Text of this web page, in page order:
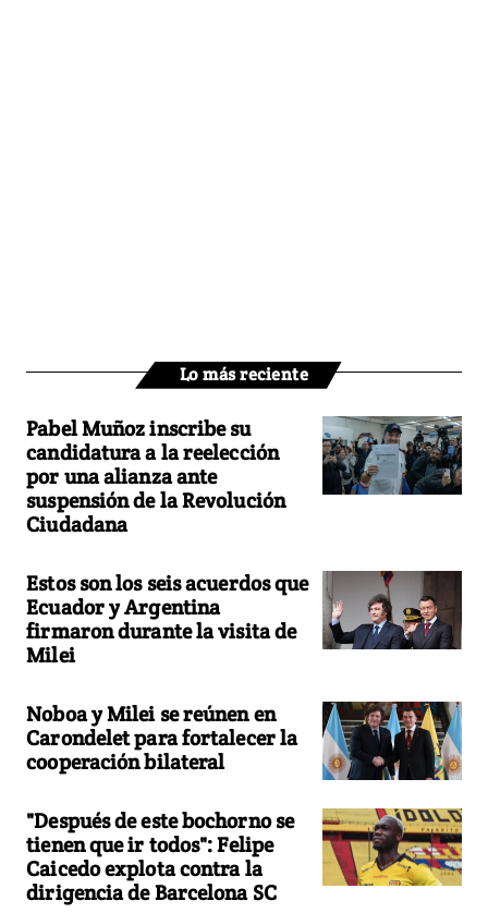
Lo más reciente
Pabel Muñoz inscribe su
candidatura a la reelección
por una alianza ante
suspensión de la Revolución
Ciudadana
Estos son los seis acuerdos que
Ecuador y Argentina
firmaron durante la visita de
Milei
Noboa y Milei se reúnen en
Carondelet para fortalecer la
cooperación bilateral
"Después de este bochorno se
tienen que ir todos": Felipe
Caicedo explota contra la
dirigencia de Barcelona SC